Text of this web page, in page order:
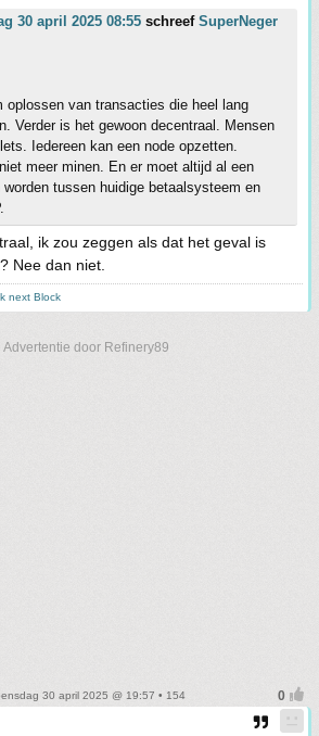
30 april 2025 08:55 schreef SuperNeger
oplossen van transacties die heel lang
Verder is het gewoon decentraal. Mensen
Iedereen kan een node opzetten.
meer minen. En er moet altijd al een
worden tussen huidige betaalsysteem en
ik zou zeggen als dat het geval is
Nee dan niet.
next Block
door Refinery89
30 april 2025 @ 19:57 • 154